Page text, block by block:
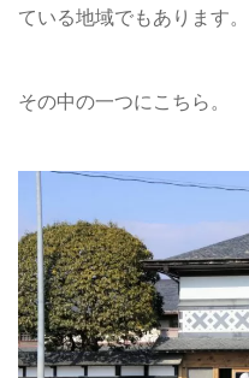
ている地域でもあります。
その中の一つにこちら。